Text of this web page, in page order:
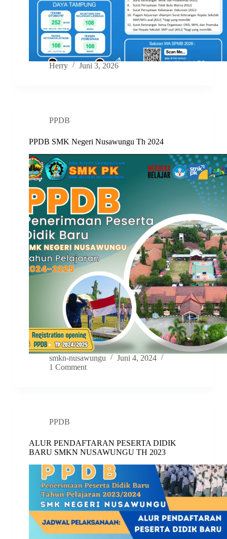
Herry Juni 3, 2026
PPDB
PPDB SMK Negeri Nusawungu Th 2024
smkn-nusawungu
Juni 4, 2024
1 Comment
PPDB
ALUR PENDAFTARAN PESERTA DIDIK
BARU SMKN NUSAWUNGU TH 2023